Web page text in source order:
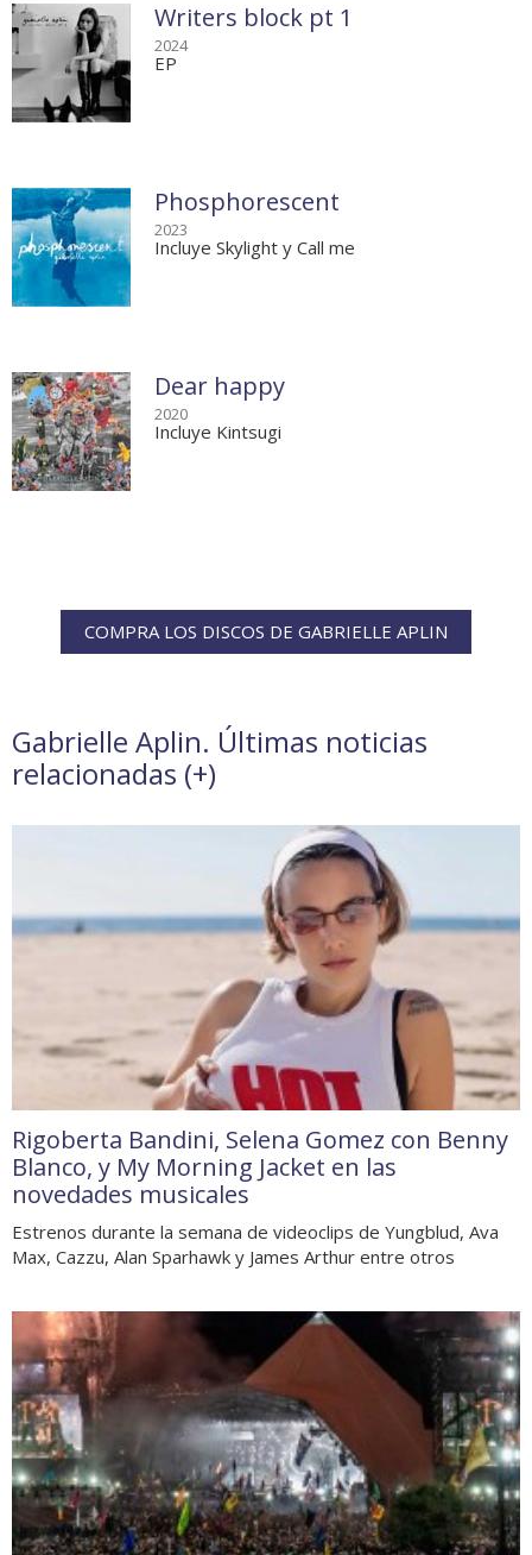
Writers block pt 1
2024
EP
Phosphorescent
2023
Incluye Skylight y Call me
Dear happy
2020
Incluye Kintsugi
COMPRA LOS DISCOS DE GABRIELLE APLIN
Gabrielle Aplin. Últimas noticias
relacionadas (+)
Rigoberta Bandini, Selena Gomez con Benny
Blanco, y My Morning Jacket en las
novedades musicales
Estrenos durante la semana de videoclips de Yungblud, Ava
Max, Cazzu, Alan Sparhawk y James Arthur entre otros